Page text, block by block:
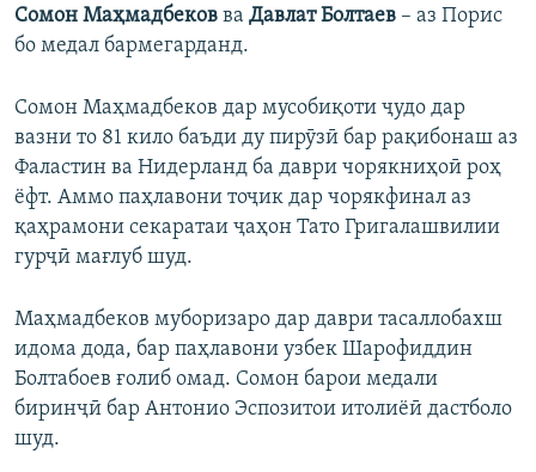
Сомон Маҳмадбеков ва Давлат Болтаев – аз Порис
бо медал бармегарданд.
Сомон Маҳмадбеков дар мусобиқоти ҷудо дар
вазни то 81 кило баъди ду пирӯзӣ бар рақибонаш аз
Фаластин ва Нидерланд ба даври чорякниҳоӣ роҳ
ёфт. Аммо паҳлавони тоҷик дар чорякфинал аз
қаҳрамони секаратаи ҷаҳон Тато Григалашвилии
гурҷӣ мағлуб шуд.
Маҳмадбеков муборизаро дар даври тасаллобахш
идома дода, бар паҳлавони узбек Шарофиддин
Болтабоев ғолиб омад. Сомон барои медали
биринҷӣ бар Антонио Эспозитои итолиёӣ дастболо
шуд.